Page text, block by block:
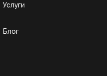
Услуги
Блог